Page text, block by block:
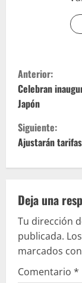
S
i
g
u
e
l
e
y
e
Anterior:
Celebran
Japón
Siguiente:
Ajustarán
Deja una
Tu dirección
publicada.
marcados con
Comentario *